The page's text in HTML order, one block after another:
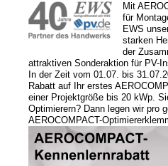
Leistungen
Kontakt
News
Newsmeldungen
Mit
für
EWS
starken
der
attraktiven Sonderaktion für PV-
In der Zeit vom 01.07. bis
Rabatt auf Ihr erstes
einer Projektgröße bis 20 kWp.
Optimierern? Dann legen wir pro
AEROCOMPACT-